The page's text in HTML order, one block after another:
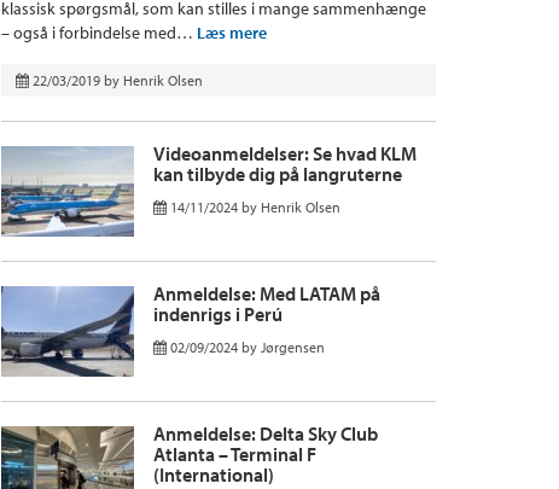
klassisk spørgsmål, som kan stilles i mange sammenhænge
– også i forbindelse med… Læs mere
22/03/2019 by Henrik Olsen
Videoanmeldelser: Se hvad KLM
kan tilbyde dig på langruterne
14/11/2024 by Henrik Olsen
Anmeldelse: Med LATAM på
indenrigs i Perú
02/09/2024 by Jørgensen
Anmeldelse: Delta Sky Club
Atlanta – Terminal F
(International)